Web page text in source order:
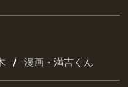
/ 漫画・満吉くん